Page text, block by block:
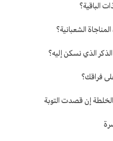
الباقية؟
الشعبانية؟
الذي نسكن إليه؟
فراقك؟
إن قصدت التوبة